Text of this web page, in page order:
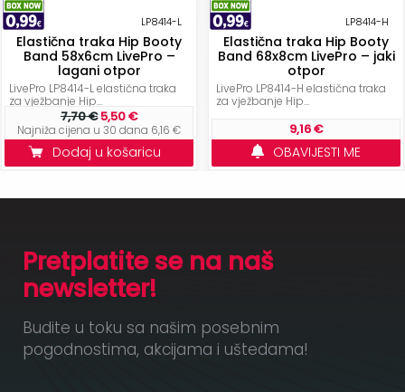
LP8414-L
Elastična traka Hip Booty
Band 58x6cm LivePro –
lagani otpor
LivePro LP8414-L elastična traka
za vježbanje Hip...
7,70 €5,50 €
Najniža cijena u 30 dana 6,16 €
Dodaj u košaricu
LP8414-H
Elastična traka Hip Booty
Band 68x8cm LivePro – jaki
otpor
LivePro LP8414-H elastična traka
za vježbanje Hip...
9,16 €
OBAVIJESTI ME
Pretplatite se na naš
newsletter!
Budite u toku sa našim posebnim
pogodnostima, akcijama i uštedama!